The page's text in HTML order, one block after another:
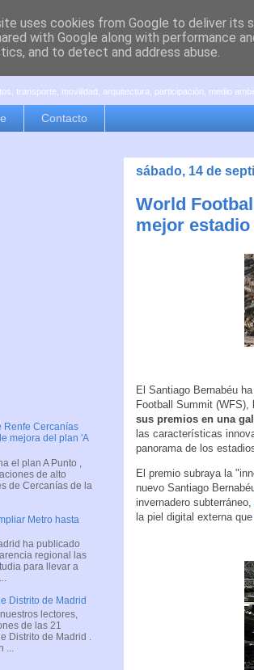
transporte, movilidad, arquitectura, participación, medio
Contacto
sábado, 14 de
World
mejor
El Santiago Bernabéu
Football Summit
sus premios en una
las características
panorama de los
El premio subraya la
nuevo Santiago
invernadero subterráneo,
la piel digital externa
Renfe Cercanías
mejora del plan 'A
el plan A Punto ,
de alto
de Cercanías de la
Metro hasta
ha publicado
regional las
para llevar a
Distrito de Madrid
lectores,
de las 21
Distrito de Madrid .
uses cookies from Google to deliver its
with Google along with performance
and to detect and address abuse.